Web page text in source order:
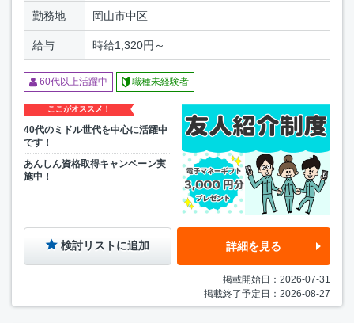
勤務地 岡山市中区
給与 時給1,320円～
60代以上活躍中 職種未経験者
ここがオススメ！
40代のミドル世代を中心に活躍中
です！
あんしん資格取得キャンペーン実
施中！
検討リストに追加 詳細を見る
掲載開始日：2026-07-31
掲載終了予定日：2026-08-27